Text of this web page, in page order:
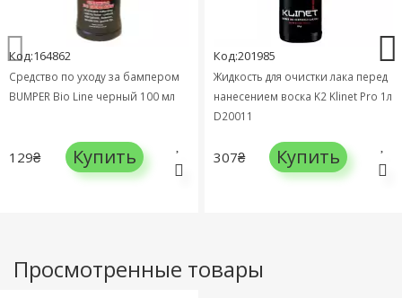
Код:164862
Средство по уходу за бампером
BUMPER Bio Line черный 100 мл
129₴ Купить
Код:201985
Жидкость для очистки лака перед
нанесением воска K2 Klinet Pro 1л
D20011
307₴ Купить
Просмотренные товары